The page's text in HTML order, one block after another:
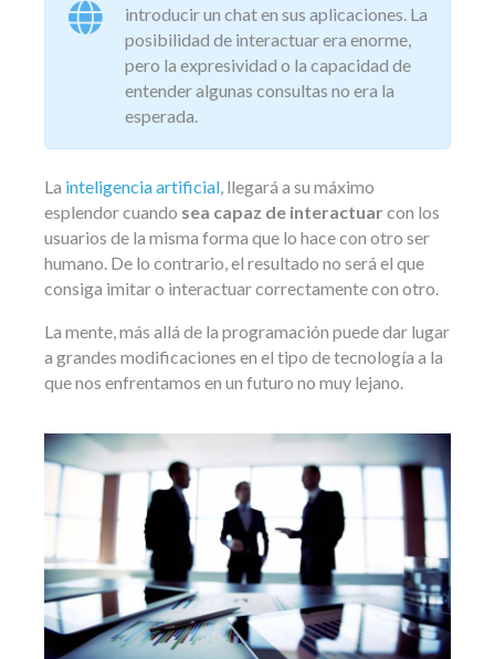
introducir un chat en sus aplicaciones. La
posibilidad de interactuar era enorme,
pero la expresividad o la capacidad de
entender algunas consultas no era la
esperada.
La inteligencia artificial , llegará a su máximo
esplendor cuando sea capaz de interactuar con los
usuarios de la misma forma que lo hace con otro ser
humano. De lo contrario, el resultado no será el que
consiga imitar o interactuar correctamente con otro.
La mente, más allá de la programación puede dar lugar
a grandes modificaciones en el tipo de tecnología a la
que nos enfrentamos en un futuro no muy lejano.